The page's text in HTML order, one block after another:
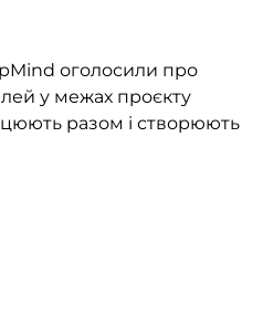
оголосили про
у межах проєкту
разом і створюють